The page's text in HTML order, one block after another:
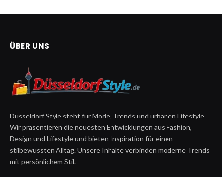
ÜBER UNS
Düsseldorf Style steht für Mode, Trends und urbanen Lifestyle.
Wir präsentieren die neuesten Entwicklungen aus Fashion,
Design und Lifestyle und bieten Inspiration für einen
stilbewussten Alltag. Unsere Inhalte verbinden moderne Trends
mit persönlichem Stil.